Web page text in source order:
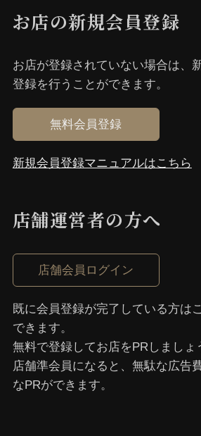
お店の新規会員登録
お店が登録されていない場合は、
登録を⾏うことができます。
無料会員登録
新規会員登録マニュアルはこちら
店舗運営者の⽅へ
店舗会員ログイン
既に会員登録が完了している⽅は
できます。
無料で登録してお店をPRしましょ
店舗準会員になると、無駄な広告
なPRができます。